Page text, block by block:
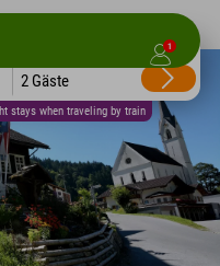
1
stays when traveling by train
2 Gäste